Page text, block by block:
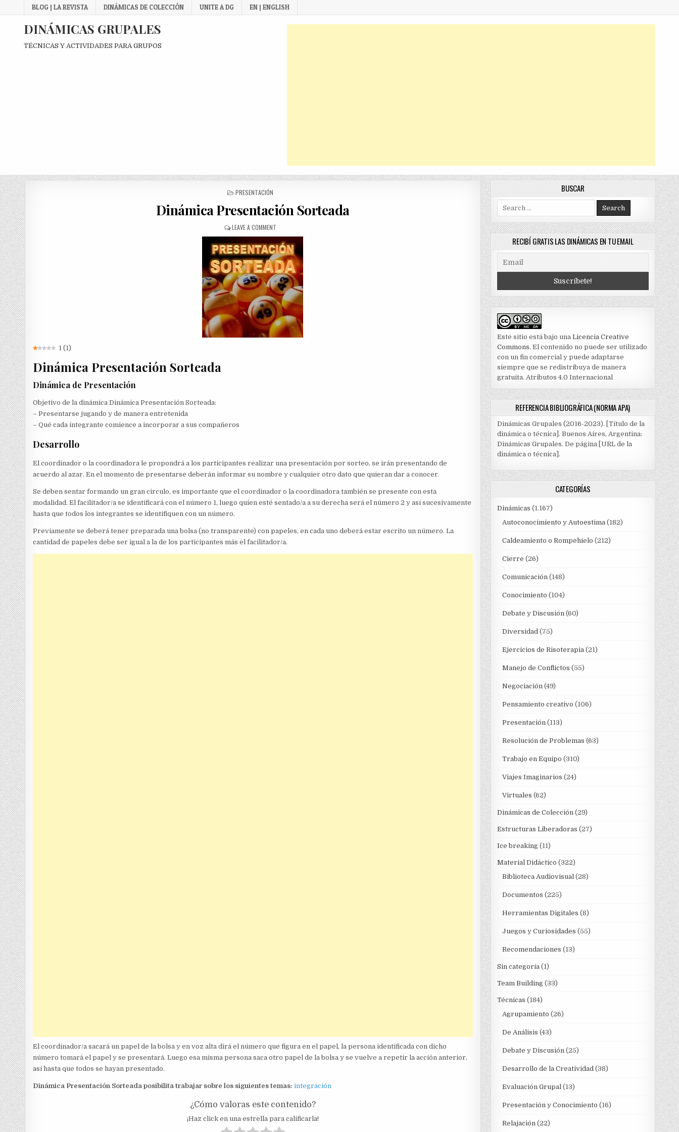
to
BLOG | LA REVISTA DINÁMICAS DE COLECCIÓN UNITE A DG EN | ENGLISH
DINÁMICAS GRUPALES
TÉCNICAS Y ACTIVIDADES PARA GRUPOS
POSTED
PRESENTACIÓN
Dinámica Presentación Sorteada
LEAVE A COMMENTON
DINÁMICA
PRESENTACIÓN
SORTEADA
1 (1)
Dinámica Presentación Sorteada
Dinámica de Presentación
Objetivo de la dinámica Dinámica Presentación Sorteada:
– Presentarse jugando y de manera entretenida
– Qué cada integrante comience a incorporar a sus compañeros
Desarrollo
El coordinador o la coordinadora le propondrá a los participantes realizar una presentación por sorteo, se irán presentando de
acuerdo al azar. En el momento de presentarse deberán informar su nombre y cualquier otro dato que quieran dar a conocer.
Se deben sentar formando un gran circulo, es importante que el coordinador o la coordinadora también se presente con esta
modalidad. El facilitador/a se identificará con el número 1, luego quien esté sentado/a a su derecha será el número 2 y así sucesivamente
hasta que todos los integrantes se identifiquen con un número.
Previamente se deberá tener preparada una bolsa (no transparente) con papeles, en cada uno deberá estar escrito un número. La
cantidad de papeles debe ser igual a la de los participantes más el facilitador/a.
El coordinador/a sacará un papel de la bolsa y en voz alta dirá el número que figura en el papel, la persona identificada con dicho
número tomará el papel y se presentará. Luego esa misma persona saca otro papel de la bolsa y se vuelve a repetir la acción anterior,
así hasta que todos se hayan presentado.
Dinámica Presentación Sorteada posibilita trabajar sobre los siguientes temas:integración
¿Cómo valoras este contenido?
¡Haz click en una estrella para calificarla!
BUSCAR
Search
for:
RECIBÍ GRATIS LAS DINÁMICAS EN TU EMAIL
Este sitio está bajo una Licencia Creative
Commons. El contenido no puede ser utilizado
con un fin comercial y puede adaptarse
siempre que se redistribuya de manera
gratuita. Atributos 4.0 Internacional
REFERENCIA BIBLIOGRÁFICA (NORMA APA)
Dinámicas Grupales (2016-2023). [Título de la
dinámica o técnica]. Buenos Aires, Argentina:
Dinámicas Grupales. De página [URL de la
dinámica o técnica].
CATEGORÍAS
Dinámicas (1.167)
Autoconocimiento y Autoestima(182)
Caldeamiento o Rompehielo (212)
Cierre (26)
Comunicación(148)
Conocimiento (104)
Debate y Discusión(60)
Diversidad(75)
Ejercicios de Risoterapia(21)
Manejo de Conflictos (55)
Negociación(49)
Pensamiento creativo (106)
Presentación(113)
Resolución de Problemas (63)
Trabajo en Equipo (310)
Viajes Imaginarios (24)
Virtuales (62)
Dinámicas de Colección(29)
Estructuras Liberadoras (27)
Ice breaking(11)
Material Didáctico (322)
Biblioteca Audiovisual(28)
Documentos (225)
Herramientas Digitales (8)
Juegos y Curiosidades (55)
Recomendaciones (13)
Sin categoría(1)
Team Building(33)
Técnicas (184)
Agrupamiento (26)
De Análisis (43)
Debate y Discusión(25)
Desarrollo de la Creatividad(38)
Evaluación Grupal(13)
Presentación y Conocimiento (16)
Relajación(22)